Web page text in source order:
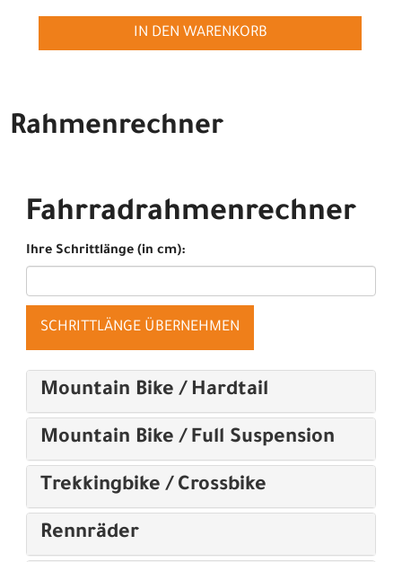
IN DEN WARENKORB
Rahmenrechner
Fahrradrahmenrechner
Ihre Schrittlänge (in cm):
SCHRITTLÄNGE ÜBERNEHMEN
Mountain Bike / Hardtail
Mountain Bike / Full Suspension
Trekkingbike / Crossbike
Rennräder